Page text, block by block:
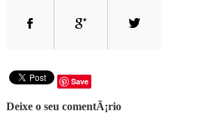
Save
Deixe o seu comentÃ¡rio